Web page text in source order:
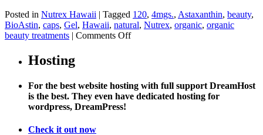
Posted in Nutrex Hawaii | Tagged 120, 4mgs., Astaxanthin, beauty,
BioAstin, caps, Gel, Hawaii, natural, Nutrex, organic, organic
beauty treatments | Comments Offon
Astaxanthin
4mgs.,
Hosting
For the best website hosting with full support DreamHost
is the best. They even have dedicated hosting for
wordpress, DreamPress!
Check it out now